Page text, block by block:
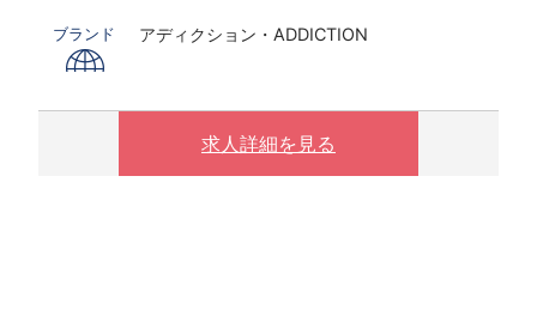
〇下記の場合は、割増した時給をお支払いしま
※ 夜10時以降は1.25倍
ブランド アディクション・ADDICTION
求人詳細を見る